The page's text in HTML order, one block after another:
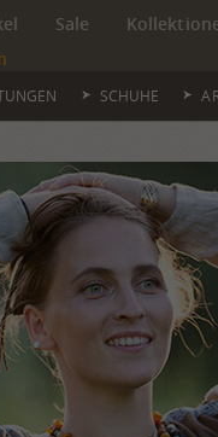
Sale
SCHUHE